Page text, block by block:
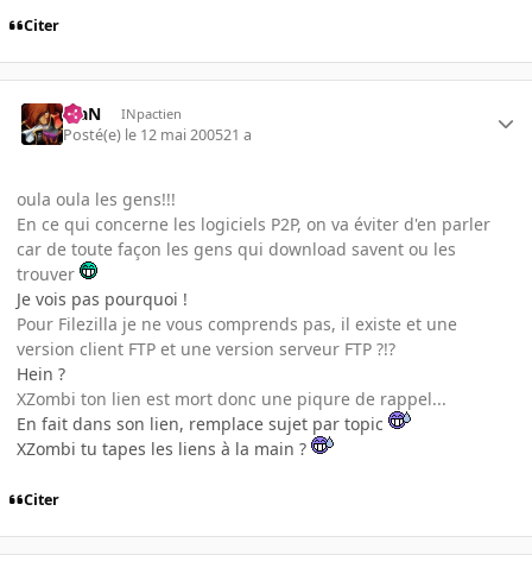
Citer
KiaN INpactien
Posté(e) le 12 mai 200521 a
oula oula les gens!!!
En ce qui concerne les logiciels P2P, on va éviter d'en parler
car de toute façon les gens qui download savent ou les
trouver
Je vois pas pourquoi !
Pour Filezilla je ne vous comprends pas, il existe et une
version client FTP et une version serveur FTP ?!?
Hein ?
XZombi ton lien est mort donc une piqure de rappel...
En fait dans son lien, remplace sujet par topic
XZombi tu tapes les liens à la main ?
Citer